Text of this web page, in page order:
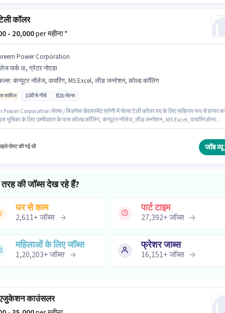
कॉलर
- 20,000per महीना *
Power Corporation
पार्क III, ग्रेटर नोएडा
: कंप्यूटर नॉलेज, वायरिंग, MS Excel, लीड जनरेशन, कोल्ड कॉलिंग
शामिल 10वीं से नीचे B2b सेल्स
Power Corporation सेल्स / बिज़नेस डेवलपमेंट श्रेणी में सेल्स टेली कॉलर पद के लिए सक्रिय रूप से हायर
भूमिका के लिए उम्मीदवार के पास कोल्ड कॉलिंग, कंप्यूटर नॉलेज, लीड जनरेशन, MS Excel, वायरिंग होना
मासिक वेतन ₹20000 रहेगा।
पोस्ट की गई थी जॉब
की जॉब्स देख रहे हैं?
घर से काम
2,611+जॉब्स
पार्ट टाइम
27,392+जॉब्स
महिलाओं के लिए जॉब्स
1,20,203+जॉब्स
फ्रेशर जाब्स
16,151+जॉब्स
काउंसलर